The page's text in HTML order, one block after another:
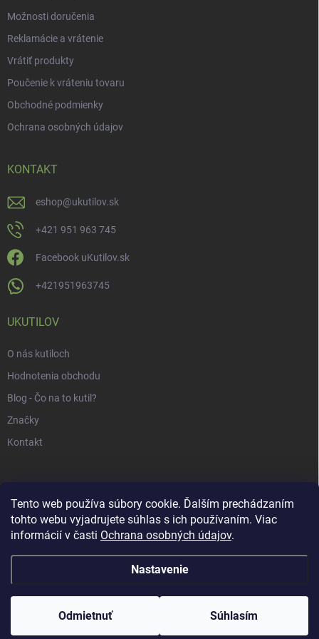
Tento web používa súbory cookie. Ďalším prechádzaním
tohto webu vyjadrujete súhlas s ich používaním. Viac
informácií v časti Ochrana osobných údajov.
Nastavenie
Odmietnuť Súhlasím
Možnosti doručenia
Reklamácie a vrátenie
Vrátiť produkty
Poučenie k vráteniu tovaru
Obchodné podmienky
Ochrana osobných údajov
KONTAKT
eshop@ukutilov.sk
+421 951 963 745
Facebook uKutilov.sk
+421951963745
UKUTILOV
O nás kutiloch
Hodnotenia obchodu
Blog - Čo na to kutil?
Značky
Kontakt
Vytvoril Shoptet
Copyright 2026 . Všetky práva vyhradené.